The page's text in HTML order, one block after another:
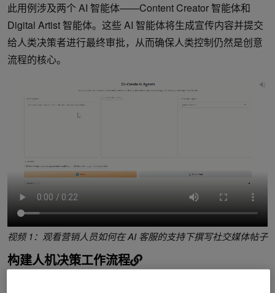
此用例涉及两个 AI 智能体——Content Creator 智能体和
Digital Artist 智能体。这些 AI 智能体将生成宣传内容并提交
给人类决策者进行最终审批，从而确保人类控制仍然是创意
流程的核心。
视频 1：观看营销人员如何在 AI 客服的支持下撰写社交媒体帖子
构建人机决策工作流程